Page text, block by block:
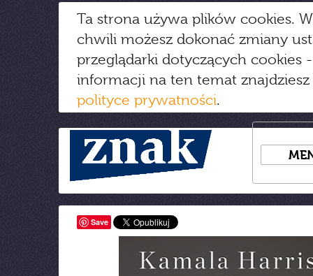
Ta strona używa plików cookies.
chwili możesz dokonać zmiany
przeglądarki dotyczących cookies
informacji na ten temat
polityce prywatności.
Save